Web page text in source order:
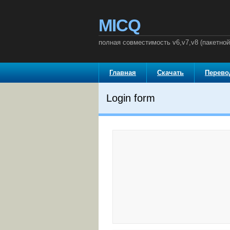
MICQ
полная совместимость v6,v7,v8
Главная Скачать
Login form